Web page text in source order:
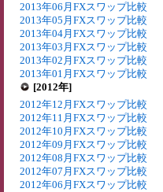
2013年06月FXスワップ比較
2013年05月FXスワップ比較
2013年04月FXスワップ比較
2013年03月FXスワップ比較
2013年02月FXスワップ比較
2013年01月FXスワップ比較
[2012年]
2012年12月FXスワップ比較
2012年11月FXスワップ比較
2012年10月FXスワップ比較
2012年09月FXスワップ比較
2012年08月FXスワップ比較
2012年07月FXスワップ比較
2012年06月FXスワップ比較